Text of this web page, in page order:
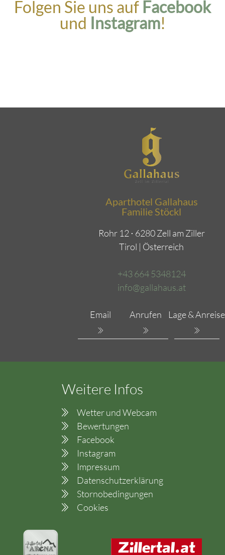
Folgen Sie uns auf Facebook
und Instagram!
Aparthotel Gallahaus
Familie Stöckl
Rohr 12 ⋅ 6280 Zell am Ziller
Tirol | Österreich
+43 664 5348124
info@gallahaus.at
Email Anrufen Lage & Anreise
Weitere Infos
Wetter und Webcam
Bewertungen
Facebook
Instagram
Impressum
Datenschutzerklärung
Stornobedingungen
Cookies